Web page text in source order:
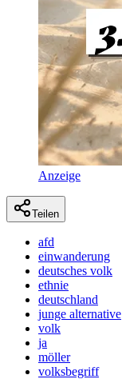
Anzeige
Teilen
afd
einwanderung
deutsches volk
ethnie
deutschland
junge alternative
volk
ja
möller
volksbegriff